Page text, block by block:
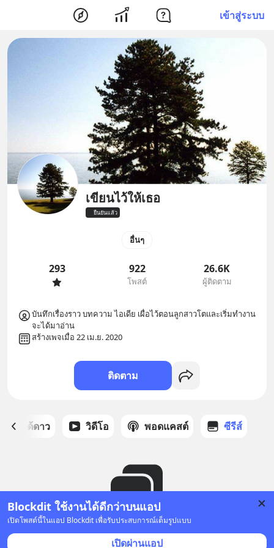
เข้าสู่ระบบ
Blockdit ใช้งานได้ดีกว่าบนแอป
เปิดโพสต์นี้ในแอป Blockdit เพื่อรับประสบการณ์เต็มรูปแบบ
เปิดผ่านแอป
เขียนไว้ให้เธอ
ยืนยันแล้ว
อื่นๆ
293 922
โพสต์
26.6K
ผู้ติดตาม
บันทึกเรื่องราว บทความ ไอเดีย เผื่อไว้ตอนลูกสาวโตและเริ่มทำงาน
จะได้มาอ่าน
สร้างเพจเมื่อ 22 เม.ย. 2020
ติดตาม
สต์ที่ได้ดาว วิดีโอ พอดแคสต์ ซีรีส์
ยังไม่มีซีรีส์